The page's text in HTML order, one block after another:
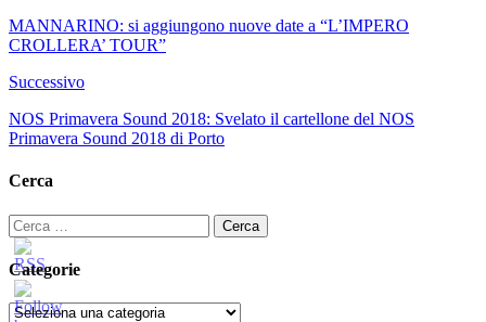
MANNARINO: si aggiungono nuove date a “L’IMPERO
CROLLERA’ TOUR”
Successivo
NOS Primavera Sound 2018: Svelato il cartellone del NOS
Primavera Sound 2018 di Porto
Cerca
Ricerca
per:
Categorie
Categorie